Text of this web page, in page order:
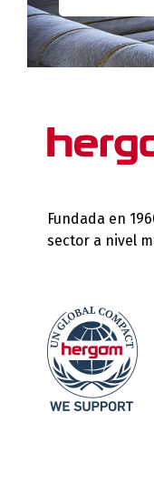
Fundada en
sector a nivel